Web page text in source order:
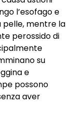
l’esofago e
pelle, mentre la
perossido di
su
e
possono
aver